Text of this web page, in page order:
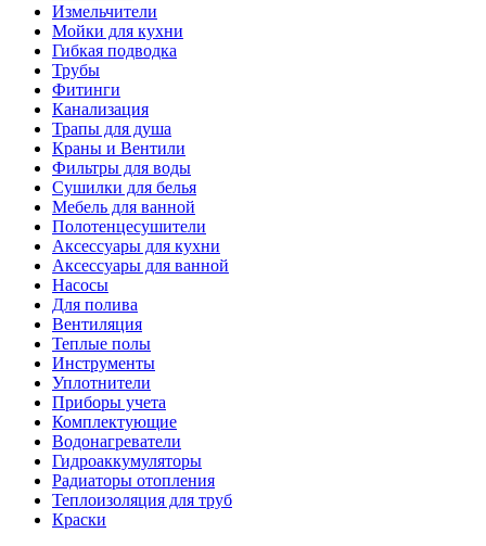
Измельчители
Мойки для кухни
Гибкая подводка
Трубы
Фитинги
Канализация
Трапы для душа
Краны и Вентили
Фильтры для воды
Сушилки для белья
Мебель для ванной
Полотенцесушители
Аксессуары для кухни
Аксессуары для ванной
Насосы
Для полива
Вентиляция
Теплые полы
Инструменты
Уплотнители
Приборы учета
Комплектующие
Водонагреватели
Гидроаккумуляторы
Радиаторы отопления
Теплоизоляция для труб
Краски